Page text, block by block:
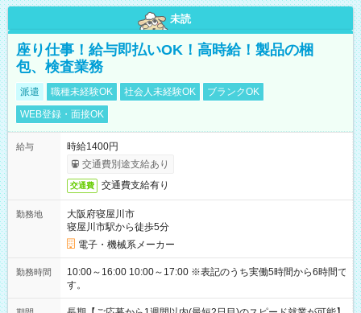
未読
座り仕事！給与即払いOK！高時給！製品の梱
包、検査業務
派遣 職種未経験OK 社会人未経験OK
ブランクOK
WEB登録・面接OK
給与
時給1400円
交通費別途支給あり
交通費 交通費支給有り
勤務地
大阪府寝屋川市
寝屋川市駅から徒歩5分
電子・機械系メーカー
勤務時間
10:00～16:00 10:00～17:00 ※表記のうち実働5時間から6時間で
す。